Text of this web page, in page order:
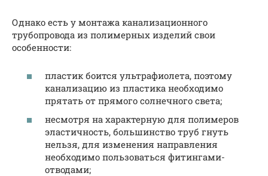
Однако есть у монтажа канализационного
трубопровода из полимерных изделий свои
особенности:
пластик боится ультрафиолета, поэтому
канализацию из пластика необходимо
прятать от прямого солнечного света;
несмотря на характерную для полимеров
эластичность, большинство труб гнуть
нельзя, для изменения направления
необходимо пользоваться фитингами-
отводами;